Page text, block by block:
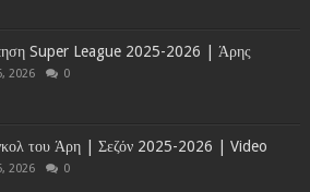
Super League 2025-2026 | Άρης
2026 0
του Άρη | Σεζόν 2025-2026 | Video
2026 0